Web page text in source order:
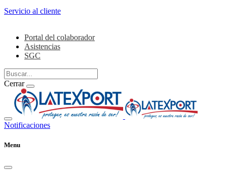
Servicio al cliente
Portal del colaborador
Asistencias
SGC
Cerrar
Notificaciones
Menu